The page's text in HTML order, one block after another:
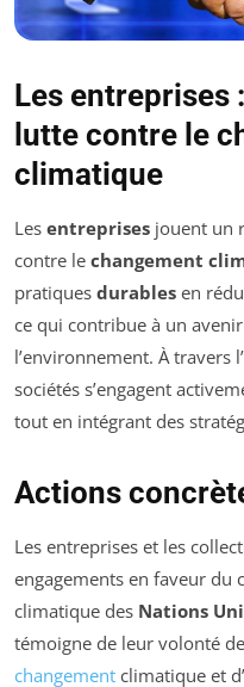
Les entreprises
lutte contre le
climatique
Les entreprises jouent un
contre le changement
pratiques durables en
ce qui contribue à un
l’environnement. À travers
sociétés s’engagent
tout en intégrant des
Actions
Les entreprises et les
engagements en faveur du
climatique des Nations
témoigne de leur volonté
changement climatique et